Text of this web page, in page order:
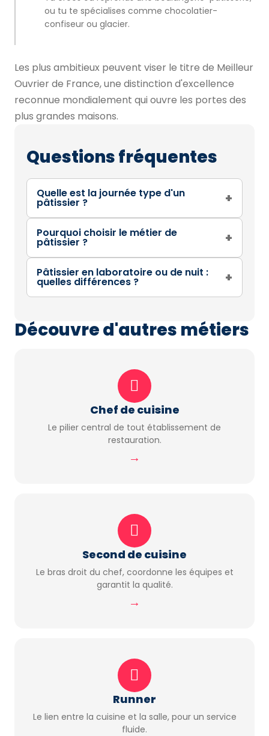
ou tu te spécialises comme chocolatier-
confiseur ou glacier.
Les plus ambitieux peuvent viser le titre de Meilleur
Ouvrier de France, une distinction d'excellence
reconnue mondialement qui ouvre les portes des
plus grandes maisons.
Questions fréquentes
Quelle est la journée type d'un
pâtissier ? +
Pourquoi choisir le métier de
pâtissier ? +
Pâtissier en laboratoire ou de nuit :
quelles différences ? +
Découvre d'autres métiers
Chef de cuisine
Le pilier central de tout établissement de
restauration.
→
Second de cuisine
Le bras droit du chef, coordonne les équipes et
garantit la qualité.
→
Runner
Le lien entre la cuisine et la salle, pour un service
fluide.